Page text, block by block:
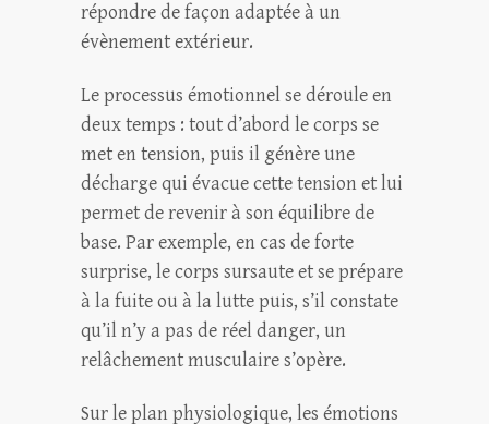
répondre de façon adaptée à un
évènement extérieur.
Le processus émotionnel se déroule en
deux temps : tout d’abord le corps se
met en tension, puis il génère une
décharge qui évacue cette tension et lui
permet de revenir à son équilibre de
base. Par exemple, en cas de forte
surprise, le corps sursaute et se prépare
à la fuite ou à la lutte puis, s’il constate
qu’il n’y a pas de réel danger, un
relâchement musculaire s’opère.
Sur le plan physiologique, les émotions